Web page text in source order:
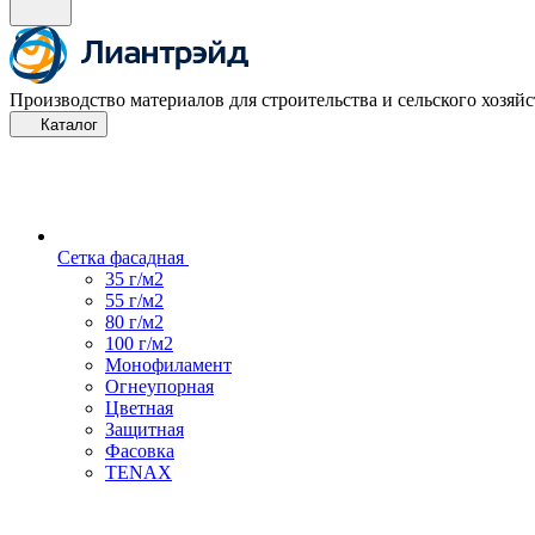
Производство материалов для строительства и сельского
Каталог
Сетка фасадная
35 г/м2
55 г/м2
80 г/м2
100 г/м2
Монофиламент
Огнеупорная
Цветная
Защитная
Фасовка
TENAX